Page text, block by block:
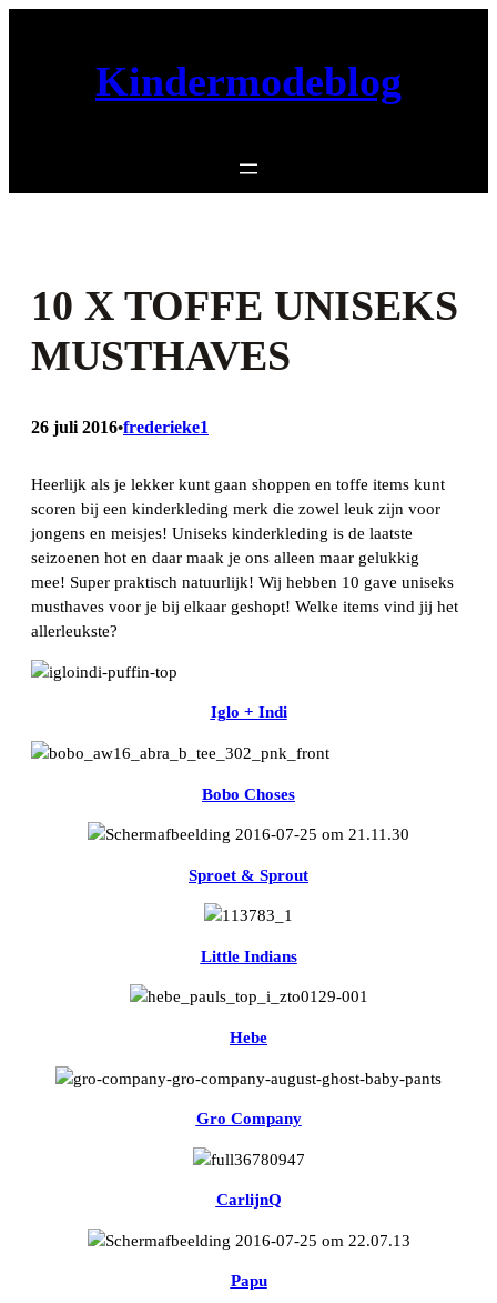
Kindermodeblog
10 X TOFFE UNISEKS
MUSTHAVES
26 juli 2016•frederieke1
Heerlijk als je lekker kunt gaan shoppen en toffe items kunt
scoren bij een kinderkleding merk die zowel leuk zijn voor
jongens en meisjes! Uniseks kinderkleding is de laatste
seizoenen hot en daar maak je ons alleen maar gelukkig
mee! Super praktisch natuurlijk! Wij hebben 10 gave uniseks
musthaves voor je bij elkaar geshopt! Welke items vind jij het
allerleukste?
Iglo + Indi
Bobo Choses
Sproet & Sprout
Little Indians
Hebe
Gro Company
CarlijnQ
Papu